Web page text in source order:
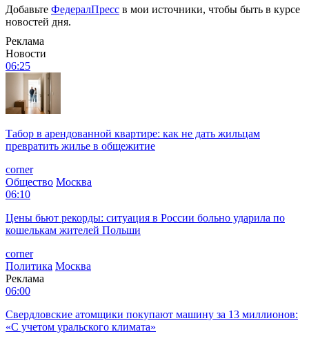
Добавьте ФедералПресс в мои источники, чтобы быть в курсе
новостей дня.
Реклама
Новости
06:25
Табор в арендованной квартире: как не дать жильцам
превратить жилье в общежитие
corner
Общество Москва
06:10
Цены бьют рекорды: ситуация в России больно ударила по
кошелькам жителей Польши
corner
Политика Москва
Реклама
06:00
Свердловские атомщики покупают машину за 13 миллионов:
«С учетом уральского климата»